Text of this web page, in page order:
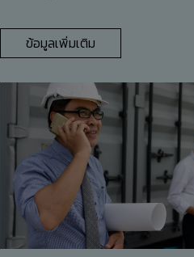
ข้อมูลเพิ่มเติม